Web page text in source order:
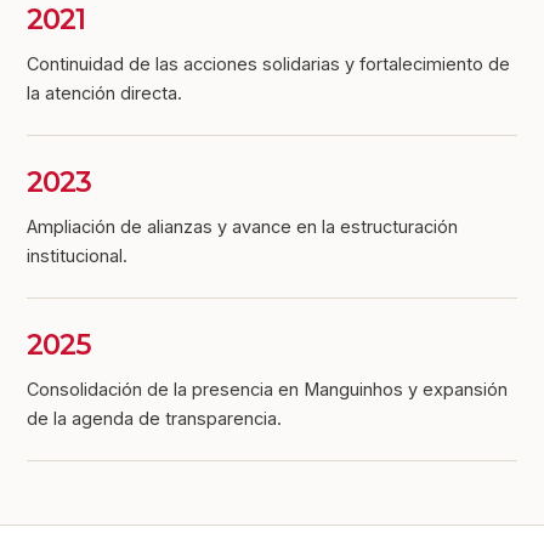
2021
Continuidad de las acciones solidarias y fortalecimiento de
la atención directa.
2023
Ampliación de alianzas y avance en la estructuración
institucional.
2025
Consolidación de la presencia en Manguinhos y expansión
de la agenda de transparencia.